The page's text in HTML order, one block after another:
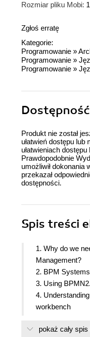
Rozmiar pliku Mobi:
Zgłoś erratę
Kategorie:
Programowanie »
Programowanie »
Programowanie »
Produkt nie został
ułatwień dostępu
ułatwieniach
Prawdopodobnie
umożliwił dokonania
przekazał
dostępności.
Spis treści
1. Why do we
Management?
2. BPM
3. Using
4.
workbench
6. Defining your
pokaż cały